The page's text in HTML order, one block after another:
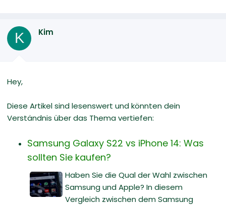
K Kim
Hey,
Diese Artikel sind lesenswert und könnten dein
Verständnis über das Thema vertiefen:
Samsung Galaxy S22 vs iPhone 14: Was
sollten Sie kaufen?
Haben Sie die Qual der Wahl zwischen
Samsung und Apple? In diesem
Vergleich zwischen dem Samsung